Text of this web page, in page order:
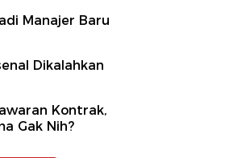
Manajer Baru
Dikalahkan
Kontrak,
Gak Nih?